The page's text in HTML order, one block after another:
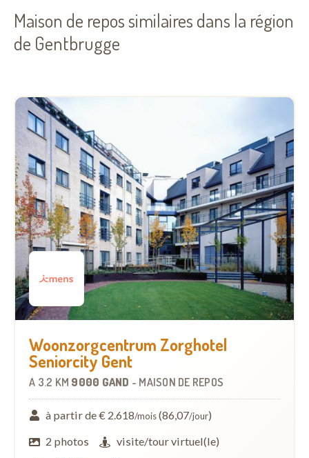
Maison de repos similaires dans la région
de Gentbrugge
Woonzorgcentrum Zorghotel
Seniorcity Gent
À 3.2 KM 9000 GAND - MAISON DE REPOS
à partir de € 2.618/mois(86,07/jour)
2 photos
visite/tour virtuel(le)